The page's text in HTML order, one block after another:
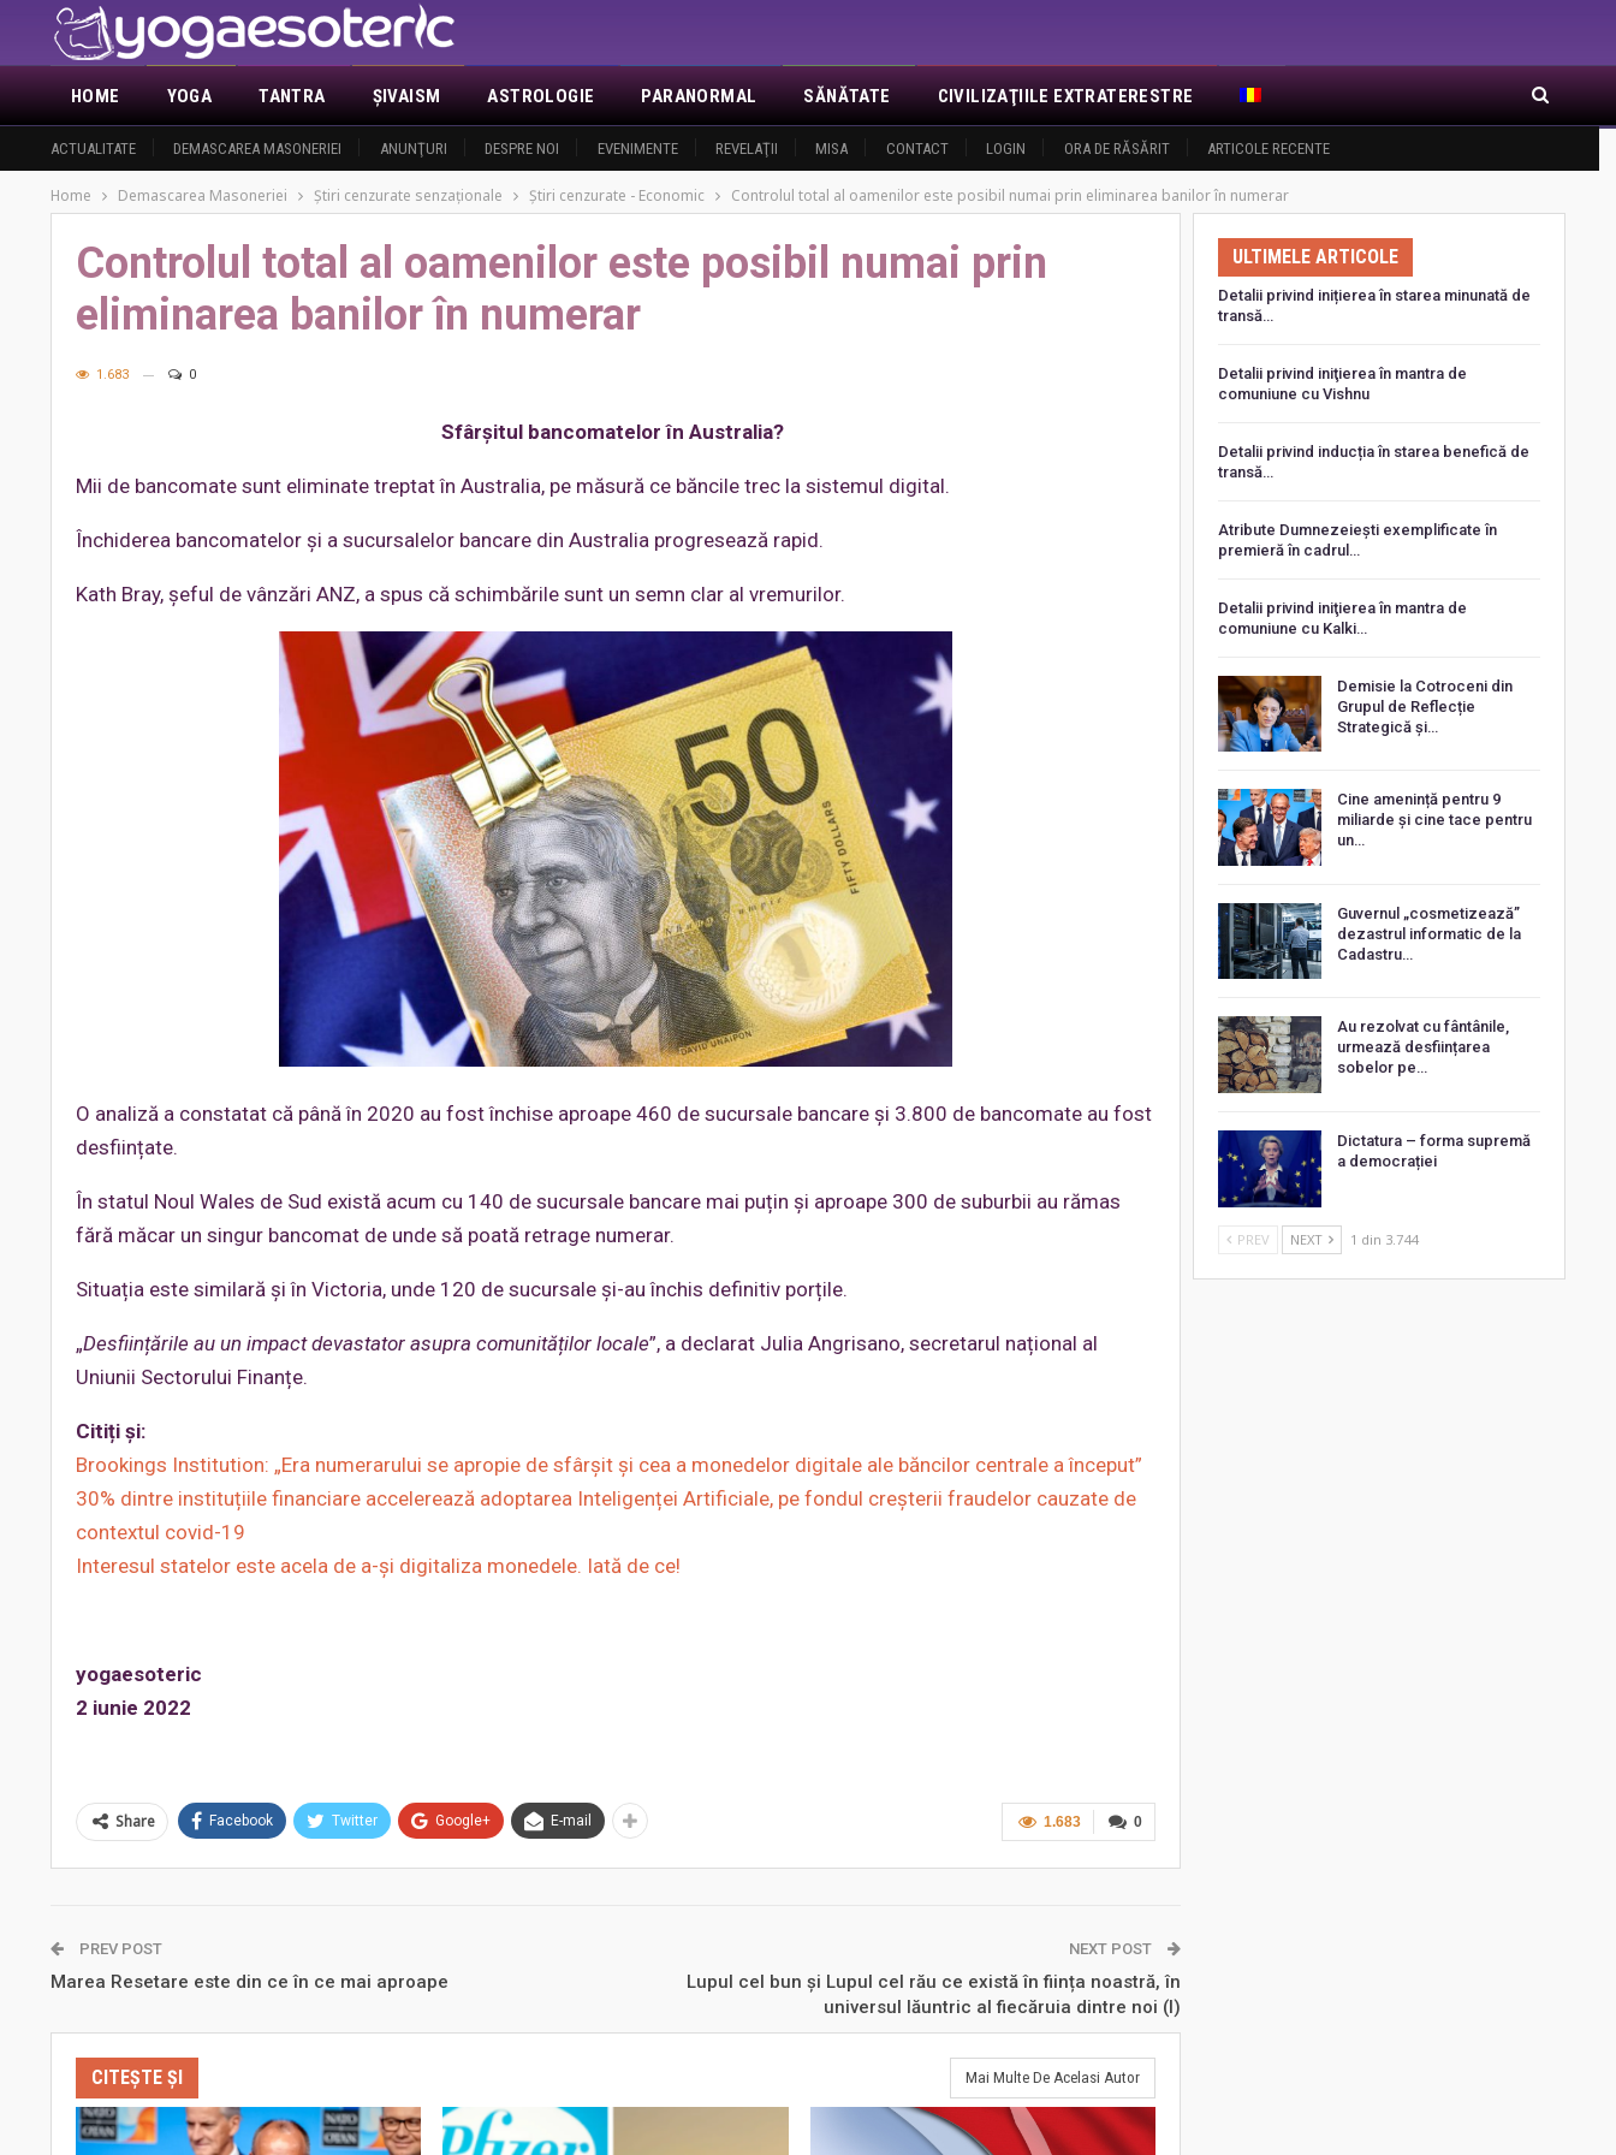
HOME
ACTUALITATE DEMASCAREA MASONERIEI ANUNŢURI DESPRE NOI EVENIMENTE REVELAŢII MISA CONTACT LOGIN ORA DE RĂSĂRIT ARTICOLE RECENTE
YOGA TANTRA ŞIVAISM ASTROLOGIE PARANORMAL SĂNĂTATE CIVILIZAŢIILE EXTRATERESTRE
Home Demascarea Masoneriei Ştiri cenzurate senzaţionale Ştiri cenzurate - Economic Controlul total al oamenilor este posibil numai prin eliminarea banilor în numerar
Controlul total al oamenilor este posibil numai prin
eliminarea banilor în numerar
1.683 0
Sfârșitul bancomatelor în Australia?
Mii de bancomate sunt eliminate treptat în Australia, pe măsură ce băncile trec la sistemul digital.
Închiderea bancomatelor și a sucursalelor bancare din Australia progresează rapid.
Kath Bray, șeful de vânzări ANZ, a spus că schimbările sunt un semn clar al vremurilor.
O analiză a constatat că până în 2020 au fost închise aproape 460 de sucursale bancare și 3.800 de bancomate au fost
desființate.
În statul Noul Wales de Sud există acum cu 140 de sucursale bancare mai puțin și aproape 300 de suburbii au rămas
fără măcar un singur bancomat de unde să poată retrage numerar.
Situația este similară și în Victoria, unde 120 de sucursale și-au închis definitiv porțile.
„Desființările au un impact devastator asupra comunităților locale”, a declarat Julia Angrisano, secretarul național al
Uniunii Sectorului Finanțe.
Citiți și:
Brookings Institution: „Era numerarului se apropie de sfârșit și cea a monedelor digitale ale băncilor centrale a început”
30% dintre instituțiile financiare accelerează adoptarea Inteligenței Artificiale, pe fondul creșterii fraudelor cauzate de
contextul covid-19
Interesul statelor este acela de a-și digitaliza monedele. Iată de ce!
yogaesoteric
2 iunie 2022
0
1.683
Share Facebook Twitter Google+ E-mail
PREV POST
Marea Resetare este din ce în ce mai aproape
NEXT POST
Lupul cel bun și Lupul cel rău ce există în ființa noastră, în
universul lăuntric al fiecăruia dintre noi (I)
CITEȘTE ȘI Mai Multe De Acelasi Autor
ULTIMELE ARTICOLE
Detalii privind inițierea în starea minunată de
transă…
Detalii privind iniţierea în mantra de
comuniune cu Vishnu
Detalii privind inducția în starea benefică de
transă…
Atribute Dumnezeiești exemplificate în
premieră în cadrul…
Detalii privind iniţierea în mantra de
comuniune cu Kalki…
Demisie la Cotroceni din
Grupul de Reflecție
Strategică și…
Cine amenință pentru 9
miliarde și cine tace pentru
un…
Guvernul „cosmetizează”
dezastrul informatic de la
Cadastru…
Au rezolvat cu fântânile,
urmează desființarea
sobelor pe…
Dictatura – forma supremă
a democrației
PREV NEXT 1 din 3.744